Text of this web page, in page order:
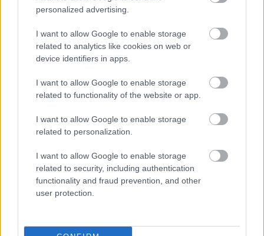
personalized advertising.
I want to allow Google to enable storage
related to analytics like cookies on web or
device identifiers in apps.
I want to allow Google to enable storage
related to functionality of the website or app.
I want to allow Google to enable storage
related to personalization.
I want to allow Google to enable storage
related to security, including authentication
functionality and fraud prevention, and other
user protection.
ÉTELMÉRGEZÉST OKOZHAT EZ A HASZNÁLT
KONYHAI ESZKÖZ!
fertőtlenítjük a pultot, mossuk rendszeresen a mosogatót és
figyelünk az ételek frissességére, néhány mindennapi konyhai
eszköz így is növelheti az ételmérgezés vagy más
egészségügyi […]